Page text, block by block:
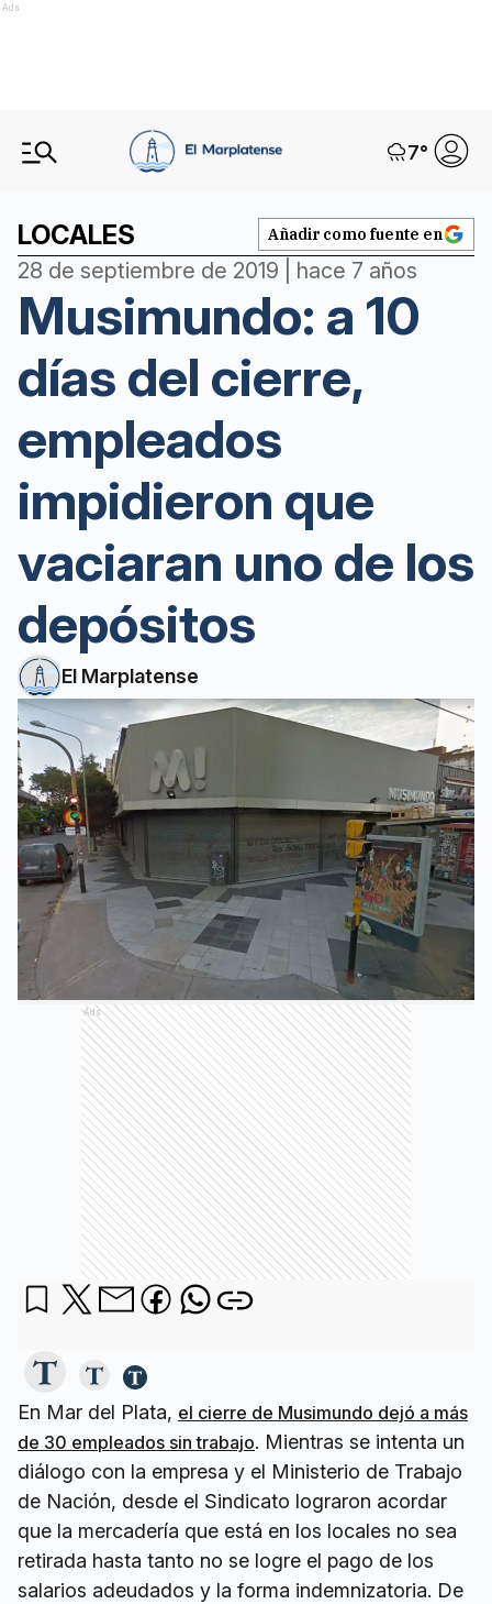
Ads
7°
LOCALES Añadir como fuente en
28 de septiembre de 2019 | hace 7 años
Musimundo: a 10
días del cierre,
empleados
impidieron que
vaciaran uno de los
depósitos
El Marplatense
Ads
En Mar del Plata, el cierre de Musimundo dejó a más
de 30 empleados sin trabajo. Mientras se intenta un
diálogo con la empresa y el Ministerio de Trabajo
de Nación, desde el Sindicato lograron acordar
que la mercadería que está en los locales no sea
retirada hasta tanto no se logre el pago de los
salarios adeudados y la forma indemnizatoria. De